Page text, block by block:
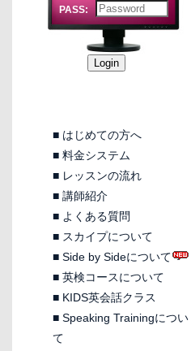
PASS:
■ はじめての方へ
■ 料金システム
■ レッスンの流れ
■ 講師紹介
■ よくある質問
■ スカイプについて
■ Side by Sideについて
■ 英検コースについて
■ KIDS英会話クラス
■ Speaking Trainingについ
て